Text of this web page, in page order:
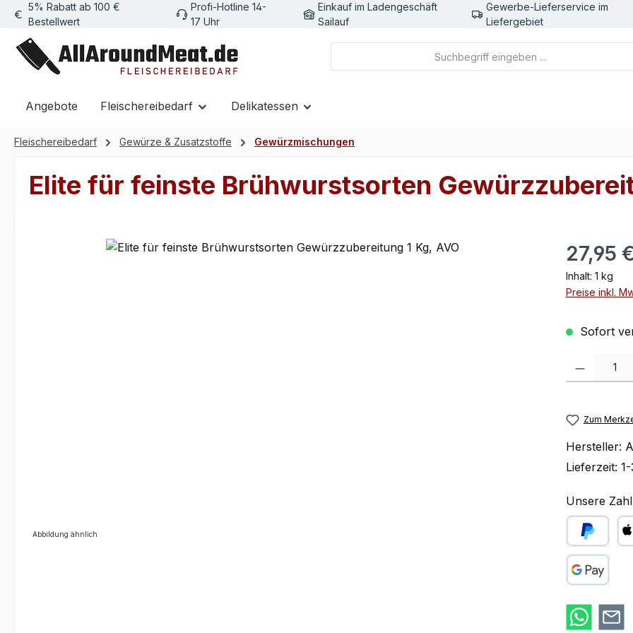
Hauptinhalt springen
Zur Suche springen
Zur Hauptnavigation springen
5% Rabatt ab 100 €
Bestellwert
Profi-Hotline 14-
17 Uhr
Einkauf im Ladengeschäft
Sailauf
Gewerbe-Lieferservice im
Liefergebiet
Angebote Fleischereibedarf Delikatessen
Fleischereibedarf Gewürze & Zusatzstoffe Gewürzmischungen
Elite für feinste Brühwurstsorten
Bildergalerie überspringen
Abbildung ähnlich
Regulärer
27,95 €
Inhalt: 1 kg
Preise inkl.
Sofort
Produkt
Zum
Hersteller:
Lieferzeit:
Unsere
PayPal